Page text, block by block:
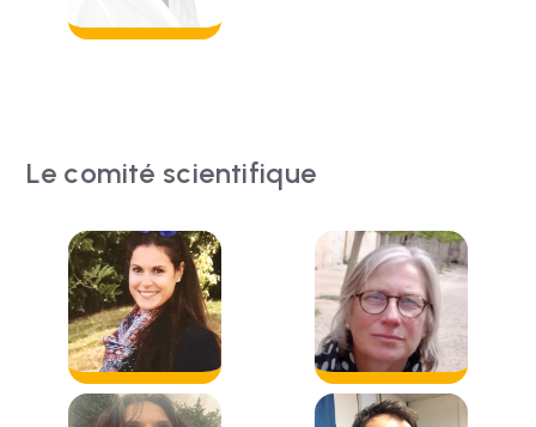
Le comité scientifique